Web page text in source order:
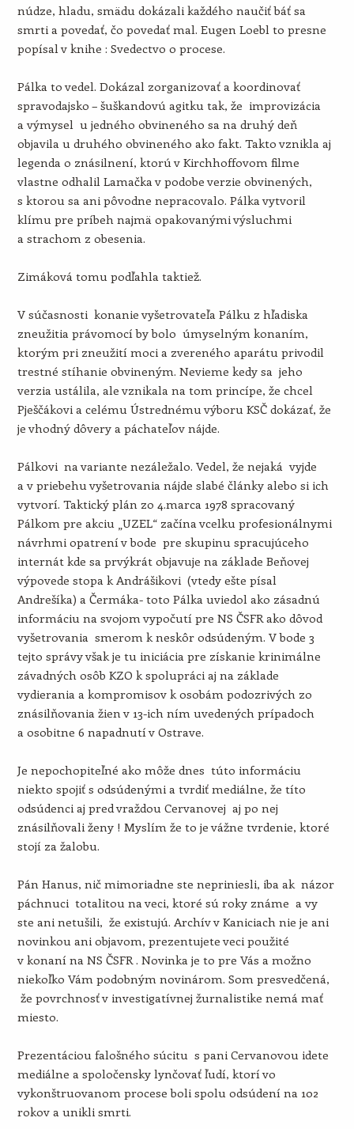
núdze, hladu, smädu dokázali každého naučiť báť sa
smrti a povedať, čo povedať mal. Eugen Loebl to presne
popísal v knihe : Svedectvo o procese.
Pálka to vedel. Dokázal zorganizovať a koordinovať
spravodajsko – šuškandovú agitku tak, že improvizácia
a výmysel u jedného obvineného sa na druhý deň
objavila u druhého obvineného ako fakt. Takto vznikla aj
legenda o znásilnení, ktorú v Kirchhoffovom filme
vlastne odhalil Lamačka v podobe verzie obvinených,
s ktorou sa ani pôvodne nepracovalo. Pálka vytvoril
klímu pre príbeh najmä opakovanými výsluchmi
a strachom z obesenia.
Zimáková tomu podľahla taktiež.
V súčasnosti konanie vyšetrovateľa Pálku z hľadiska
zneužitia právomocí by bolo úmyselným konaním,
ktorým pri zneužití moci a zvereného aparátu privodil
trestné stíhanie obvineným. Nevieme kedy sa jeho
verzia ustálila, ale vznikala na tom princípe, že chcel
Pješčákovi a celému Ústrednému výboru KSČ dokázať, že
je vhodný dôvery a páchateľov nájde.
Pálkovi na variante nezáležalo. Vedel, že nejaká vyjde
a v priebehu vyšetrovania nájde slabé články alebo si ich
vytvorí. Taktický plán zo 4.marca 1978 spracovaný
Pálkom pre akciu „UZEL“ začína vcelku profesionálnymi
návrhmi opatrení v bode pre skupinu spracujúceho
internát kde sa prvýkrát objavuje na základe Beňovej
výpovede stopa k Andrášikovi (vtedy ešte písal
Andrešíka) a Čermáka- toto Pálka uviedol ako zásadnú
informáciu na svojom vypočutí pre NS ČSFR ako dôvod
vyšetrovania smerom k neskôr odsúdeným. V bode 3
tejto správy však je tu iniciácia pre získanie krinimálne
závadných osôb KZO k spolupráci aj na základe
vydierania a kompromisov k osobám podozrivých zo
znásilňovania žien v 13-ich ním uvedených prípadoch
a osobitne 6 napadnutí v Ostrave.
Je nepochopiteľné ako môže dnes túto informáciu
niekto spojiť s odsúdenými a tvrdiť mediálne, že títo
odsúdenci aj pred vraždou Cervanovej aj po nej
znásilňovali ženy ! Myslím že to je vážne tvrdenie, ktoré
stojí za žalobu.
Pán Hanus, nič mimoriadne ste nepriniesli, iba ak názor
páchnuci totalitou na veci, ktoré sú roky známe a vy
ste ani netušili, že existujú. Archív v Kaniciach nie je ani
novinkou ani objavom, prezentujete veci použité
v konaní na NS ČSFR . Novinka je to pre Vás a možno
niekoľko Vám podobným novinárom. Som presvedčená,
že povrchnosť v investigatívnej žurnalistike nemá mať
miesto.
Prezentáciou falošného súcitu s pani Cervanovou idete
mediálne a spoločensky lynčovať ľudí, ktorí vo
vykonštruovanom procese boli spolu odsúdení na 102
rokov a unikli smrti.